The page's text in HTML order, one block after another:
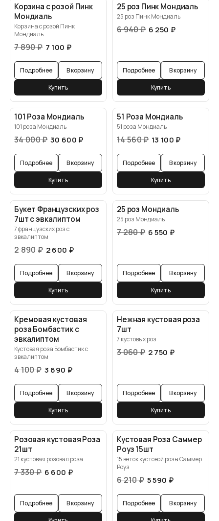
Корзина с розой Пинк
Мондиаль
Корзина с розой Пинк
Мондиаль
7 890₽ 7 100 ₽
Подробнее В корзину
Купить
25 роз Пинк Мондиаль
25 роз Пинк Мондиаль
6 940₽ 6 250 ₽
Подробнее В корзину
Купить
101 Роза Мондиаль
101 роза Мондиаль
34 000₽ 30 600 ₽
Подробнее В корзину
Купить
51 Роза Мондиаль
51 роза Мондиаль
14 560₽ 13 100 ₽
Подробнее В корзину
Купить
Букет Французских роз
7шт с эвкалиптом
7 французских роз с
эвкалиптом
2 890₽ 2 600 ₽
Подробнее В корзину
Купить
25 роз Мондиаль
25 роз Мондиаль
7 280₽ 6 550 ₽
Подробнее В корзину
Купить
Кремовая кустовая
роза Бомбастик с
эвкалиптом
Кустовая роза Бомбастик с
эвкалиптом
4 100₽ 3 690 ₽
Подробнее В корзину
Купить
Нежная кустовая роза
7шт
7 кустовых роз
3 060₽ 2 750 ₽
Подробнее В корзину
Купить
Розовая кустовая Роза
21шт
21 кустовая розовая роза
7 330₽ 6 600 ₽
Подробнее В корзину
Кустовая Роза Саммер
Роуз 15шт
15 веток кустовой розы Саммер
Роуз
6 210₽ 5 590 ₽
Подробнее В корзину